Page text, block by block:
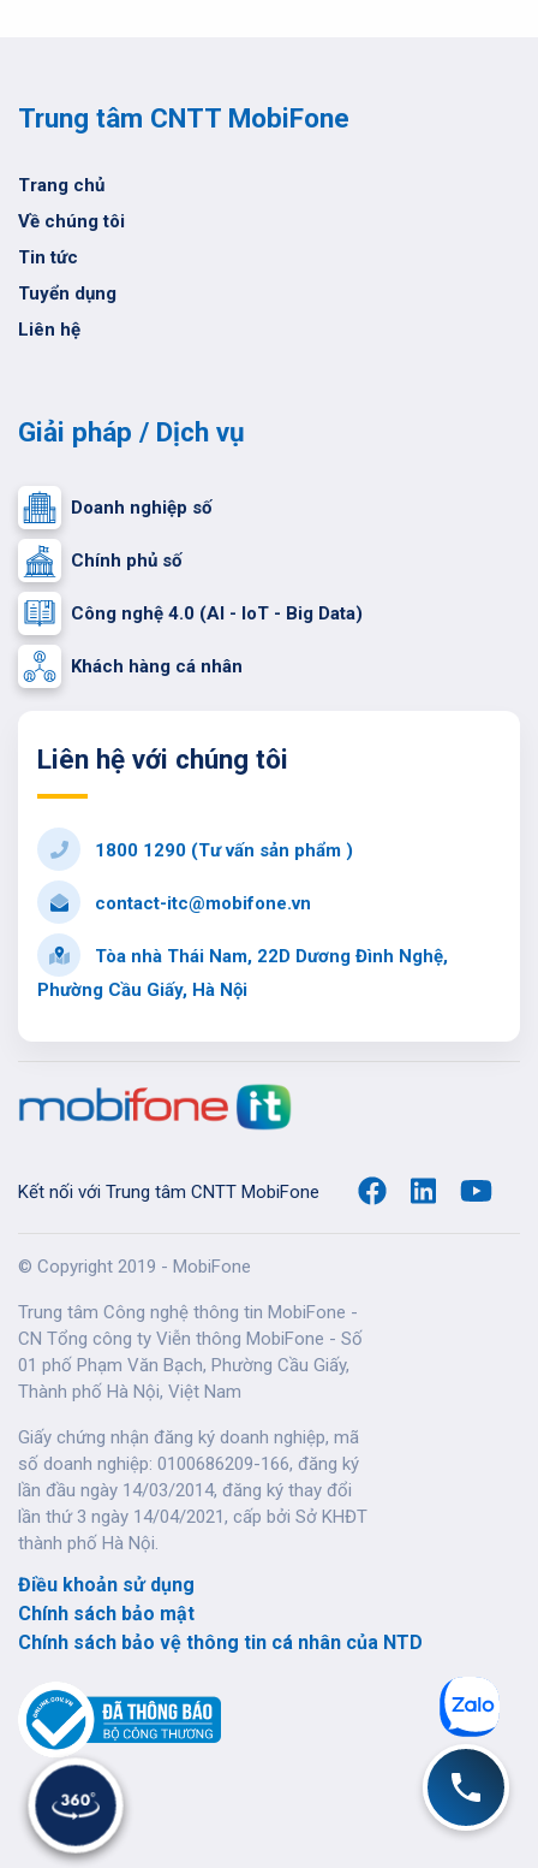
Trung tâm CNTT MobiFone
Trang chủ
Về chúng tôi
Tin tức
Tuyển dụng
Liên hệ
Giải pháp / Dịch vụ
Doanh nghiệp số
Chính phủ số
Công nghệ 4.0 (AI - IoT - Big Data)
Khách hàng cá nhân
Liên hệ với chúng tôi
1800 1290 (Tư vấn sản phẩm )
contact-itc@mobifone.vn
Tòa nhà Thái Nam, 22D Dương Đình Nghệ,
Phường Cầu Giấy, Hà Nội
Kết nối với Trung tâm CNTT MobiFone
© Copyright 2019 - MobiFone
Trung tâm Công nghệ thông tin MobiFone -
CN Tổng công ty Viễn thông MobiFone - Số
01 phố Phạm Văn Bạch, Phường Cầu Giấy,
Thành phố Hà Nội, Việt Nam
Giấy chứng nhận đăng ký doanh nghiệp, mã
số doanh nghiệp: 0100686209-166, đăng ký
lần đầu ngày 14/03/2014, đăng ký thay đổi
lần thứ 3 ngày 14/04/2021, cấp bởi Sở KHĐT
thành phố Hà Nội.
Điều khoản sử dụng
Chính sách bảo mật
Chính sách bảo vệ thông tin cá nhân của NTD